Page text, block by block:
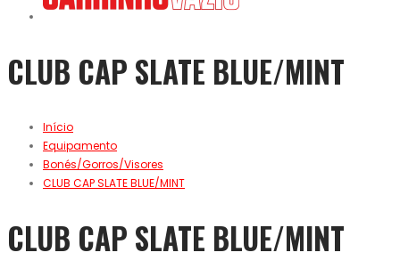
CLUB CAP SLATE BLUE/MINT
Início
Equipamento
Bonés/Gorros/Visores
CLUB CAP SLATE BLUE/MINT
CLUB CAP SLATE BLUE/MINT